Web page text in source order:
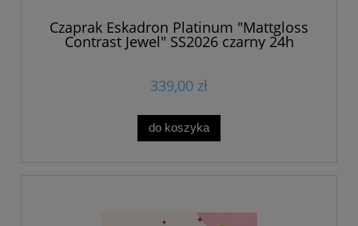
Czaprak Eskadron Platinum "Mattgloss
Contrast Jewel" SS2026 czarny 24h
339,00 zł
do koszyka